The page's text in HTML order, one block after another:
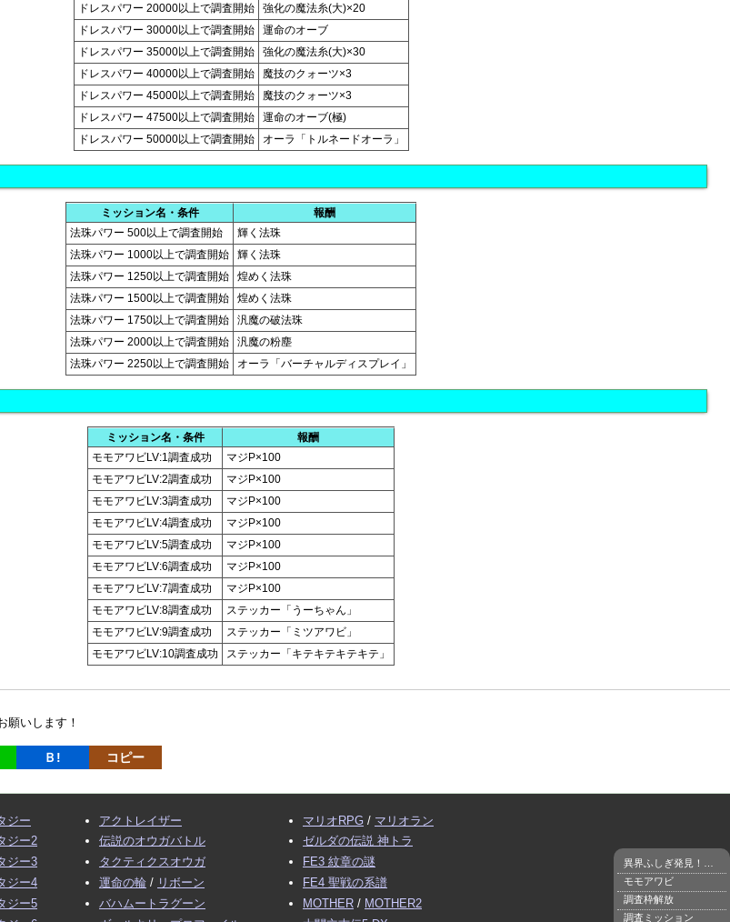
ドレスパワー 20000以上で調査開始
強化の魔法糸(大)×20
ドレスパワー 30000以上で調査開始
運命のオーブ
ドレスパワー 35000以上で調査開始
強化の魔法糸(大)×30
ドレスパワー 40000以上で調査開始
魔技のクォーツ×3
ドレスパワー 45000以上で調査開始
魔技のクォーツ×3
ドレスパワー 47500以上で調査開始
運命のオーブ(極)
ドレスパワー 50000以上で調査開始
オーラ「トルネードオーラ」
ミッション名・条件
報酬
法珠パワー 500以上で調査開始
輝く法珠
法珠パワー 1000以上で調査開始
輝く法珠
法珠パワー 1250以上で調査開始
煌めく法珠
法珠パワー 1500以上で調査開始
煌めく法珠
法珠パワー 1750以上で調査開始
汎魔の破法珠
法珠パワー 2000以上で調査開始
汎魔の粉塵
法珠パワー 2250以上で調査開始
オーラ「バーチャルディスプレイ」
ミッション名・条件
報酬
モモアワビLV:1調査成功
マジP×100
モモアワビLV:2調査成功
マジP×100
モモアワビLV:3調査成功
マジP×100
モモアワビLV:4調査成功
マジP×100
モモアワビLV:5調査成功
マジP×100
モモアワビLV:6調査成功
マジP×100
モモアワビLV:7調査成功
マジP×100
モモアワビLV:8調査成功
ステッカー「うーちゃん」
モモアワビLV:9調査成功
ステッカー「ミツアワビ」
モモアワビLV:10調査成功
ステッカー「キテキテキテキテ」
願いします！
Ｂ! コピー
ジー
ジー2
ジー3
ジー4
ジー5
アクトレイザー
伝説のオウガバトル
タクティクスオウガ
運命の輪 / リボーン
バハムートラグーン
マリオRPG / マリオラン
ゼルダの伝説 神トラ
FE3 紋章の謎
FE4 聖戦の系譜
MOTHER / MOTHER2
モモアワビ
調査枠解放
調査ミッション